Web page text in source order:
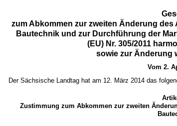
zum Abkommen zur zweiten Änderung
Bautechnik und zur Durchführung der
(EU) Nr. 305/2011
sowie zur Änderung
Vom 2.
Der Sächsische Landtag hat am 12. März 2014 das
Zustimmung zum Abkommen zur zweiten